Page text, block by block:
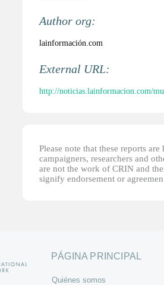
Author org:
lainformación.com
External URL:
http://noticias.lainformacion.com/
Please note that these reports
campaigners, researchers and
are not the work of CRIN and
signify endorsement or
PÁGINA PRINCIPAL
Quiénes somos